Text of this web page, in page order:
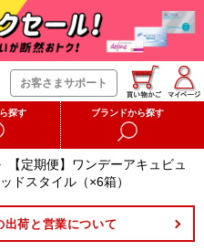
お客さまサポート
探す ブランドから探す
【定期便】ワンデーアキュビュ
ドスタイル（×6箱）
出荷と営業について